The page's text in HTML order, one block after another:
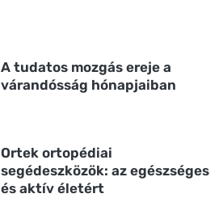
A tudatos mozgás ereje a
várandósság hónapjaiban
Ortek ortopédiai
segédeszközök: az egészséges
és aktív életért